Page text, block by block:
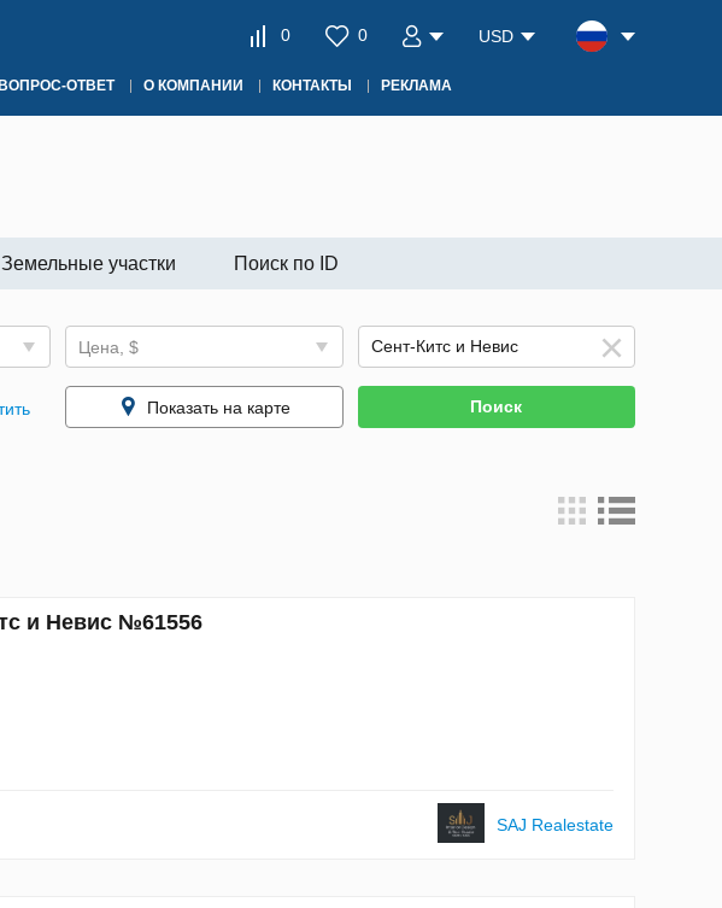
0 0 USD
ВОПРОС-ОТВЕТ О КОМПАНИИ КОНТАКТЫ РЕКЛАМА
Земельные участки Поиск по ID
Цена, $
Показать на карте Поиск
и Невис №61556
SAJ Realestate